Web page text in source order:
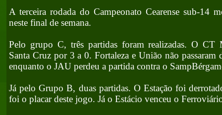
A terceira rodada do Campeonato Cearense sub-14
neste final de semana.
Pelo grupo C, três partidas foram realizadas. O CT
Santa Cruz por 3 a 0. Fortaleza e União não passaram
enquanto o JAU perdeu a partida contra o
Já pelo Grupo B, duas partidas. O Estação foi
foi o placar deste jogo. Já o Estácio venceu o